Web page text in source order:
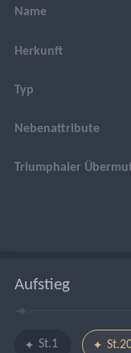
Name
Herkunft
Typ
Nebenattribute
Triumphaler
Aufstieg
St.1